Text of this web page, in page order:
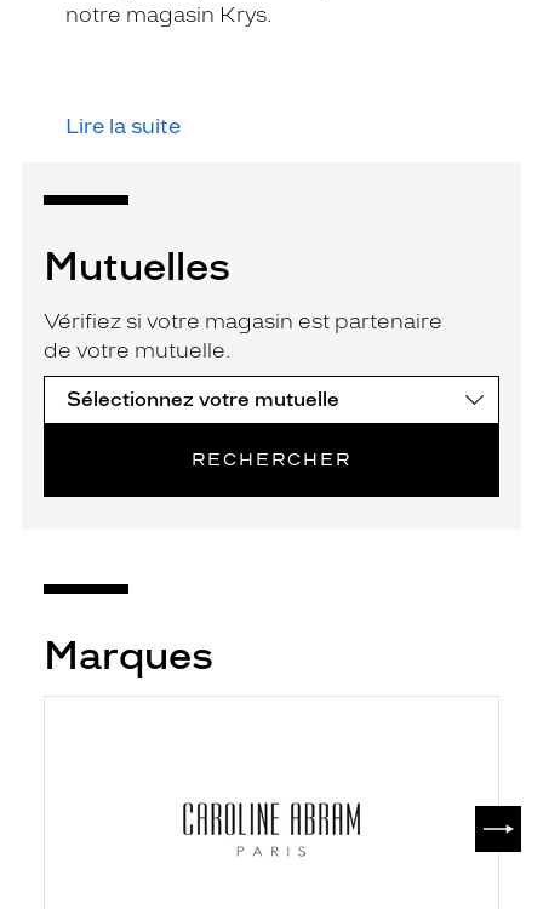
notre magasin Krys.
Lire la suite
Mutuelles
Vérifiez si votre magasin est partenaire
de votre mutuelle.
RECHERCHER
Marques